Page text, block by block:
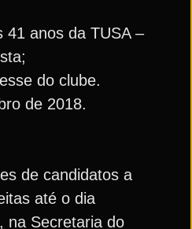
41 anos da TUSA –
do clube.
de 2018.
de candidatos a
até o dia
na Secretaria do